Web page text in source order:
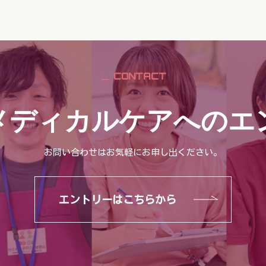
CONTACT
ディカルケアへのエ
お問い合わせはお気軽にお申し出ください。
エントリーはこちらから